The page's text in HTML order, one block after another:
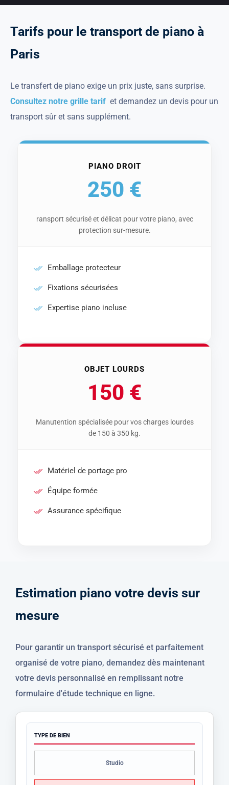
Tarifs pour e transport de piano à
Paris
Le transfert de piano exige un prix juste, sans surprise.
Consultez notre grille tarif et demandez un devis pour un
transport sûr et sans supplément.
PIANO DROIT
250 €
ransport sécurisé et délicat pour votre piano, avec
protection sur-mesure.
Emballage protecteur
Fixations sécurisées
Expertise piano incluse
OBJET LOURDS
150 €
Manutention spécialisée pour vos charges lourdes
de 150 à 350 kg.
Matériel de portage pro
Équipe formée
Assurance spécifique
Estimation piano votre devis sur
mesure
Pour garantir un transport sécurisé et parfaitement
organisé de votre piano, demandez dès maintenant
votre devis personnalisé en remplissant notre
formulaire d'étude technique en ligne.
TYPE DE BIEN
Studio